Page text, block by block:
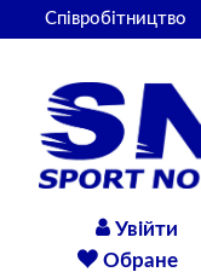
Співробітництво
Увійти
Обране